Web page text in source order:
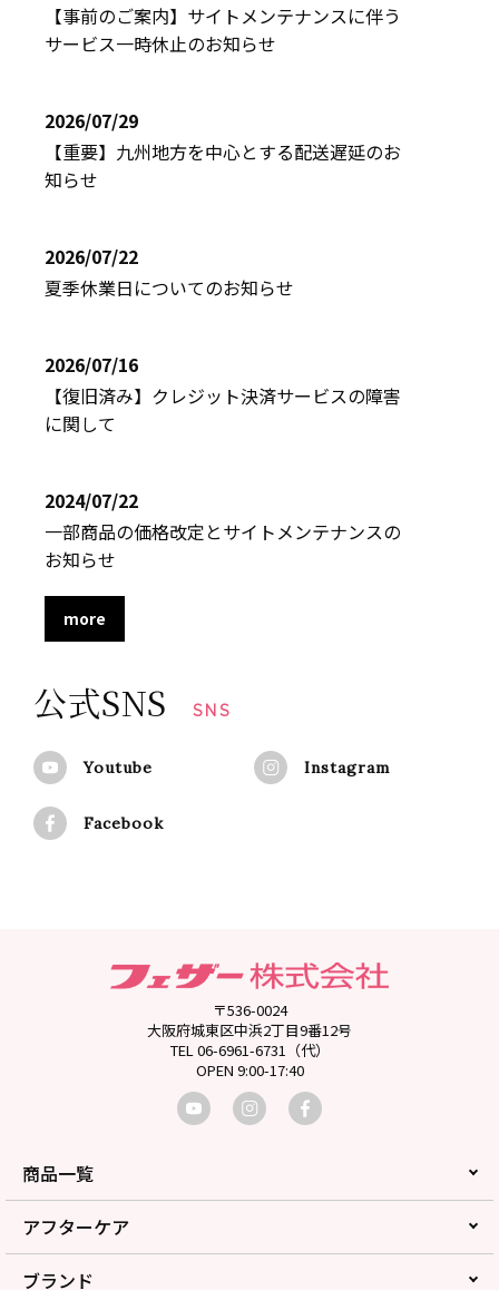
【事前のご案内】サイトメンテナンスに伴う
サービス一時休止のお知らせ
2026/07/29
【重要】九州地方を中心とする配送遅延のお
知らせ
2026/07/22
夏季休業日についてのお知らせ
2026/07/16
【復旧済み】クレジット決済サービスの障害
に関して
2024/07/22
一部商品の価格改定とサイトメンテナンスの
お知らせ
more
公式SNS SNS
Youtube Instagram
Facebook
〒536-0024
大阪府城東区中浜2丁目9番12号
TEL 06-6961-6731（代）
OPEN 9:00-17:40
商品一覧
アフターケア
ブランド